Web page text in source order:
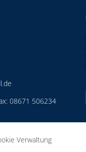
08671 506234
Verwaltung